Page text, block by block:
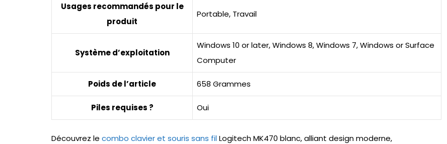
Usages recommandés pour le
produit
Portable, Travail
Système d’exploitation
Windows 10 or later, Windows 8, Windows 7, Windows or Surface
Computer
Poids de l’article 658 Grammes
Piles requises ? Oui
Découvrez le combo clavier et souris sans filLogitech MK470 blanc, alliant design moderne,